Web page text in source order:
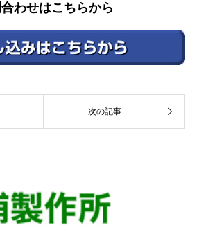
わせはこちらから
次の記事